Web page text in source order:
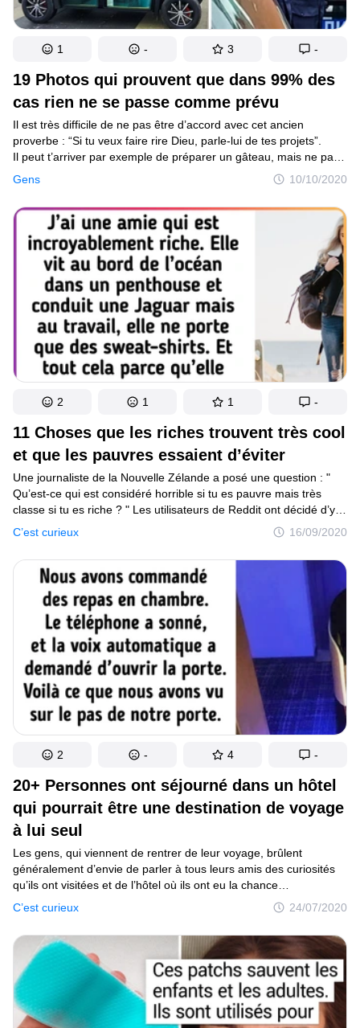
19 Photos qui prouvent que dans 99% des
cas rien ne se passe comme prévu
Gens 10/10/2020
Il est très difficile de ne pas être d’accord avec cet ancien
proverbe : “Si tu veux faire rire Dieu, parle-lui de tes projets”.
Il peut t’arriver par exemple de préparer un gâteau, mais ne pas
pouvoir le retirer du moule sans l’abîmer, ou de décider de faire
une lessive, mais devoir contacter un réparateur pour ta machine
à laver, car une pièce a accidentellement endommagé le cylindre
intérieur, ou encore décider, pour la première fois de ta vie,
de partir en randonnée et camper, mais abandonner
immédiatement bien que tu aies tout planifié, parce que
tu es terrifié après avoir vu des traces de pas ou entendu des
bruits étranges d’animaux sauvages. Et c’est pourquoi
tu as parfois l’impression de jouer à un jeu divin : tu planifies
ta vie, et cette dernière décide soudainement de rebattre les
cartes, pour devenir plus pimentée et encore plus intéressante.
1 - 3 -
11 Choses que les riches trouvent très cool
et que les pauvres essaient d’éviter
C’est curieux 16/09/2020
Une journaliste de la Nouvelle Zélande a posé une question : "
Qu’est-ce qui est considéré horrible si tu es pauvre mais très
classe si tu es riche ? " Les utilisateurs de Reddit ont décidé d’y
réfléchir et ont partagé leur avis.
2 1 1 -
20+ Personnes ont séjourné dans un hôtel
qui pourrait être une destination de voyage
à lui seul
C’est curieux 24/07/2020
Les gens, qui viennent de rentrer de leur voyage, brûlent
généralement d’envie de parler à tous leurs amis des curiosités
qu’ils ont visitées et de l’hôtel où ils ont eu la chance
de descendre. Les hôtels, qui sont en compétition les uns avec
les autres, doivent évoluer avec le temps. Les hôteliers
comprennent bien qu’une petite chambre avec un lit tout simple
restera progressivement dans le passé et qu’il est nécessaire
aujourd’hui de faire vivre une expérience unique à leurs clients.
2 - 4 -